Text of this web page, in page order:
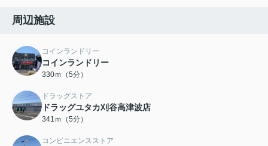
周辺施設
コインランドリー
コインランドリー
330ｍ（5分）
ドラッグストア
ドラッグユタカ刈谷高津波店
341ｍ（5分）
コンビニエンスストア